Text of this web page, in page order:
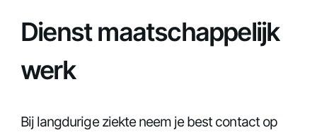
Dienst maatschappelijk
werk
Bij langdurige ziekte neem je best contact op